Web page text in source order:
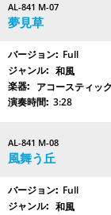
AL-841 M-07
夢見草
Full
和風
アコースティッ
3:28
AL-841 M-08
風舞う丘
Full
和風